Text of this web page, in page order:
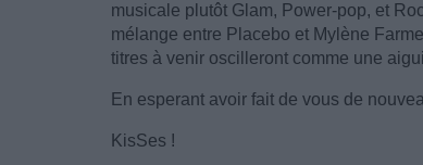
musicale plutôt Glam, Power-pop, et
mélange entre Placebo et Mylène
titres à venir oscilleront comme une
En esperant avoir fait de vous de
KisSes !